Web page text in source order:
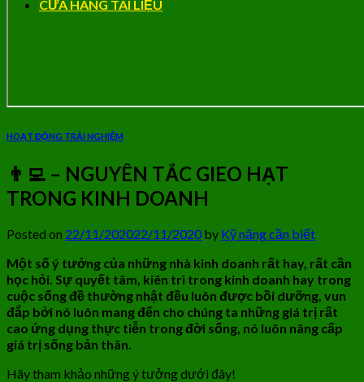
CỬA HÀNG TÀI LIỆU
HOẠT ĐỘNG TRẢI NGHIỆM
👨‍💻 – NGUYÊN TẮC GIEO HẠT
TRONG KINH DOANH
Posted on 22/11/202022/11/2020by Kỹ năng cần biết
Một số ý tưởng của những nhà kinh doanh rất hay, rất cần
học hỏi. Sự quyết tâm, kiên trì trong kinh doanh hay trong
cuộc sống đề thường nhật đều luôn được bồi dưỡng, vun
đắp bởi nó luôn mang đến cho chúng ta những giá trị rất
cao ứng dụng thực tiễn trong đời sống, nó luôn nâng cấp
giá trị sống bản thân.
Hãy tham khảo những ý tưởng dưới đây!